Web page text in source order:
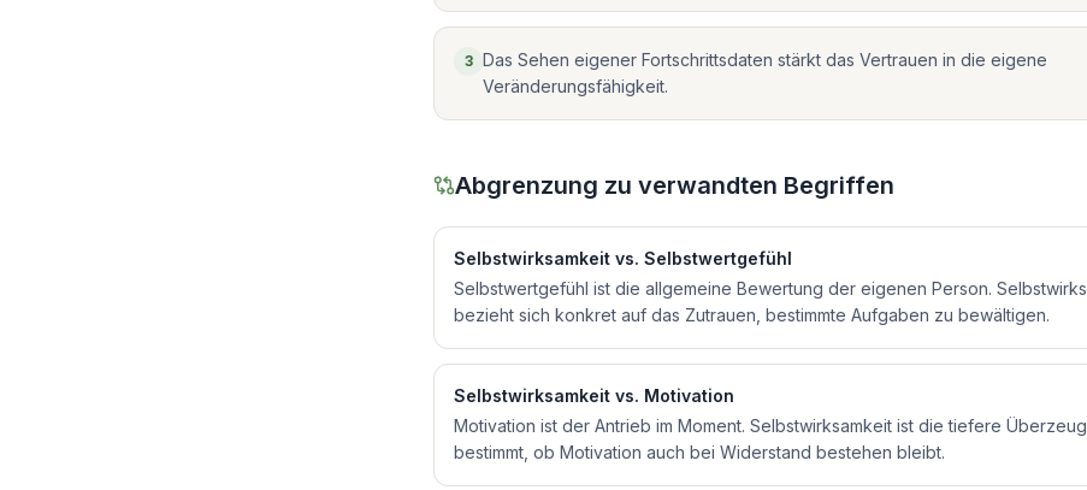
3 Das Sehen eigener Fortschrittsdaten stärkt das Vertrauen in die eigene
Veränderungsfähigkeit.
Abgrenzung zu verwandten Begriffen
Selbstwirksamkeit vs. Selbstwertgefühl
Selbstwertgefühl ist die allgemeine Bewertung der eigenen Person.
bezieht sich konkret auf das Zutrauen, bestimmte Aufgaben zu bewältigen.
Selbstwirksamkeit vs. Motivation
Motivation ist der Antrieb im Moment. Selbstwirksamkeit ist die tiefere
bestimmt, ob Motivation auch bei Widerstand bestehen bleibt.